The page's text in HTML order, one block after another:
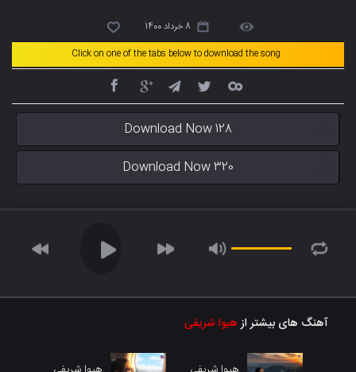
8 خرداد 1400
Click on one of the tabs below to download the song
Download Now 128
Download Now 320
آهنگ های بیشتر ازهیوا شریفی